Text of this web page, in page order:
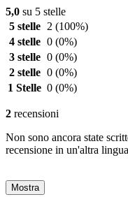
5,0 su 5 stelle
5 stelle
2 (100%)
4 stelle 0 (0%)
3 stelle 0 (0%)
2 stelle 0 (0%)
1 Stelle 0 (0%)
2 recensioni
Non sono ancora state
recensione in un'altra
Mostra